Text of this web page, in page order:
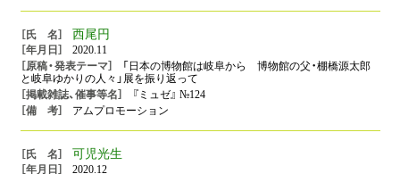
西尾円
2020.11
「日本の博物館は岐阜から 博物館の父・棚橋源太郎
と岐阜ゆかりの人々」展を振り返って
『ミュゼ』 №124
アムプロモーション
可児光生
2020.12